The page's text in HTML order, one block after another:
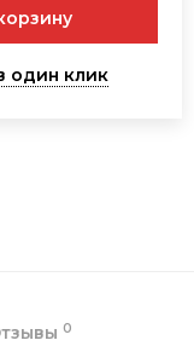
один клик
0